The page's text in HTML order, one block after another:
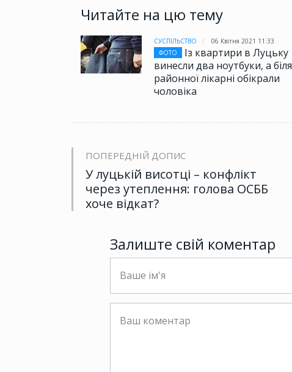
Читайте на цю тему
СУСПІЛЬСТВО
06 Квітня 2021 11:33
ФОТО
Із квартири в Луцьку
винесли два ноутбуки, а біля
районної лікарні обікрали
чоловіка
ПОПЕРЕДНІЙ ДОПИС
У луцькій висотці – конфлікт
через утеплення: голова ОСББ
хоче відкат?
Залиште свій коментар